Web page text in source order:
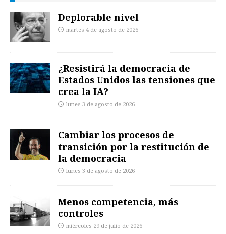
Deplorable nivel
martes 4 de agosto de 2026
¿Resistirá la democracia de
Estados Unidos las tensiones que
crea la IA?
lunes 3 de agosto de 2026
Cambiar los procesos de
transición por la restitución de
la democracia
lunes 3 de agosto de 2026
Menos competencia, más
controles
miércoles 29 de julio de 2026